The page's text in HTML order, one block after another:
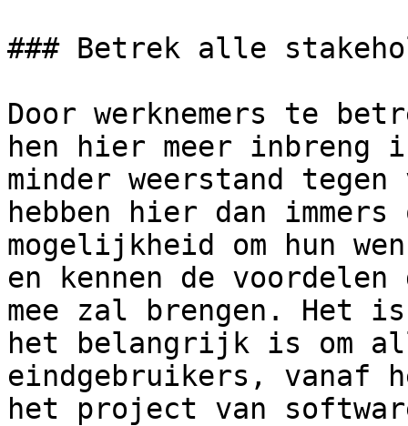
### Betrek alle
Door werknemers te
hen hier meer
minder weerstand tegen
hebben hier dan
mogelijkheid om hun
en kennen de
mee zal brengen. Het
het belangrijk is om
eindgebruikers, vanaf
het project van